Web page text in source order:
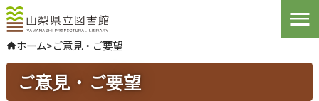
Open
やさしい日本語
よくある質問
お問い合わせ
ホーム>ご意見・ご要望
ご意見・ご要望